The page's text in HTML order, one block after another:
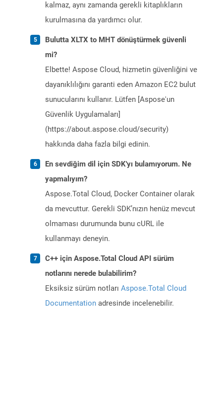
kalmaz, aynı zamanda gerekli kitaplıkların
kurulmasına da yardımcı olur.
Bulutta XLTX to MHT dönüştürmek güvenli
mi?
Elbette! Aspose Cloud, hizmetin güvenliğini ve
dayanıklılığını garanti eden Amazon EC2 bulut
sunucularını kullanır. Lütfen [Aspose'un
Güvenlik Uygulamaları]
(https://about.aspose.cloud/security)
hakkında daha fazla bilgi edinin.
En sevdiğim dil için SDK'yı bulamıyorum. Ne
yapmalıyım?
Aspose.Total Cloud, Docker Container olarak
da mevcuttur. Gerekli SDK’nızın henüz mevcut
olmaması durumunda bunu cURL ile
kullanmayı deneyin.
C++ için Aspose.Total Cloud API sürüm
notlarını nerede bulabilirim?
Eksiksiz sürüm notları Aspose.Total Cloud
Documentation adresinde incelenebilir.